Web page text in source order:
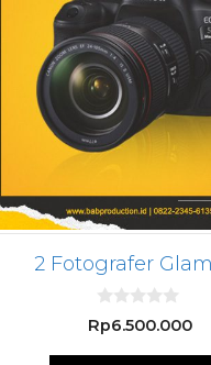
2 Fotografer
0
o
Rp6.500.000